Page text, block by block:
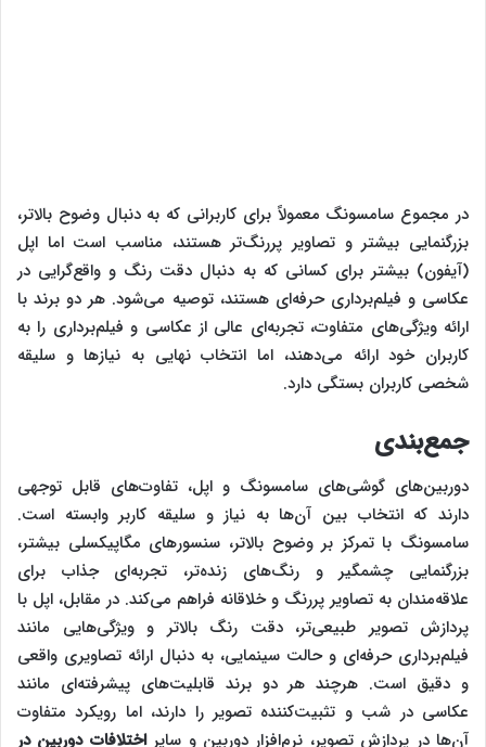
در مجموع سامسونگ معمولاً برای کاربرانی که به دنبال وضوح بالاتر،
بزرگنمایی بیشتر و تصاویر پررنگ‌تر هستند، مناسب است اما اپل
(آیفون) بیشتر برای کسانی که به دنبال دقت رنگ و واقع‌گرایی در
عکاسی و فیلم‌برداری حرفه‌ای هستند، توصیه می‌شود. هر دو برند با
ارائه ویژگی‌های متفاوت، تجربه‌ای عالی از عکاسی و فیلم‌برداری را به
کاربران خود ارائه می‌دهند، اما انتخاب نهایی به نیازها و سلیقه
شخصی کاربران بستگی دارد.
جمع‌بندی
دوربین‌های گوشی‌های سامسونگ و اپل، تفاوت‌های قابل توجهی
دارند که انتخاب بین آن‌ها به نیاز و سلیقه کاربر وابسته است.
سامسونگ با تمرکز بر وضوح بالاتر، سنسورهای مگاپیکسلی بیشتر،
بزرگنمایی چشمگیر و رنگ‌های زنده‌تر، تجربه‌ای جذاب برای
علاقه‌مندان به تصاویر پررنگ و خلاقانه فراهم می‌کند. در مقابل، اپل با
پردازش تصویر طبیعی‌تر، دقت رنگ بالاتر و ویژگی‌هایی مانند
فیلم‌برداری حرفه‌ای و حالت سینمایی، به دنبال ارائه تصاویری واقعی
و دقیق است. هرچند هر دو برند قابلیت‌های پیشرفته‌ای مانند
عکاسی در شب و تثبیت‌کننده تصویر را دارند، اما رویکرد متفاوت
آن‌ها در پردازش تصویر، نرم‌افزار دوربین و سایراختلافات دوربین در